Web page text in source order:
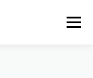
メニュー